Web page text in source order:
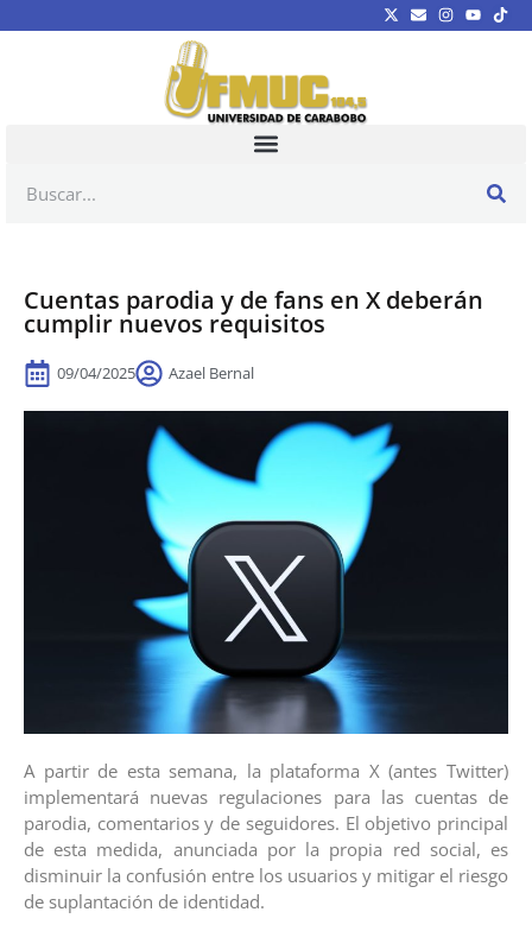
Cuentas parodia y de fans en X deberán
cumplir nuevos requisitos
09/04/2025 Azael Bernal
A partir de esta semana, la plataforma X (antes Twitter)
implementará nuevas regulaciones para las cuentas de
parodia, comentarios y de seguidores. El objetivo principal
de esta medida, anunciada por la propia red social, es
disminuir la confusión entre los usuarios y mitigar el riesgo
de suplantación de identidad.